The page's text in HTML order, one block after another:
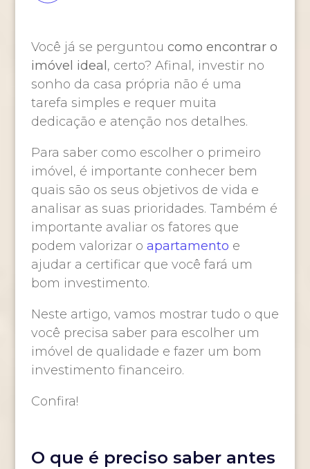
Você já se perguntou como encontrar o
imóvel ideal , certo? Afinal, investir no
sonho da casa própria não é uma
tarefa simples e requer muita
dedicação e atenção nos detalhes.
Para saber como escolher o primeiro
imóvel, é importante conhecer bem
quais são os seus objetivos de vida e
analisar as suas prioridades. Também é
importante avaliar os fatores que
podem valorizar o apartamento e
ajudar a certificar que você fará um
bom investimento.
Neste artigo, vamos mostrar tudo o que
você precisa saber para escolher um
imóvel de qualidade e fazer um bom
investimento financeiro.
Confira!
O que é preciso saber antes